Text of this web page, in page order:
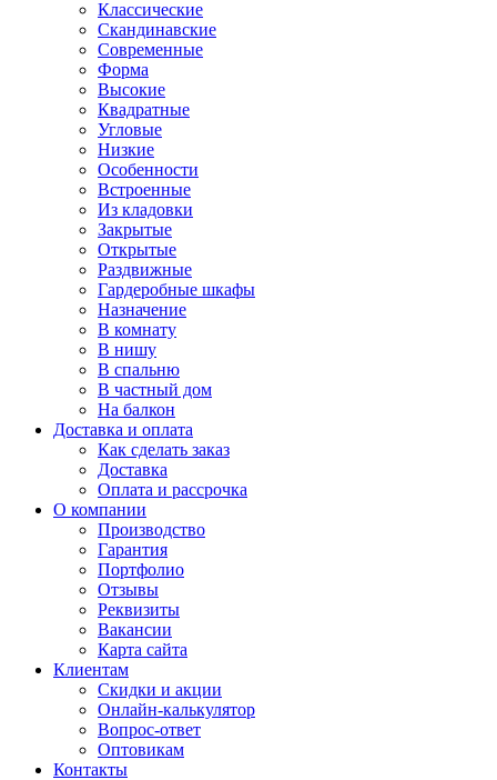
Классические
Скандинавские
Современные
Форма
Высокие
Квадратные
Угловые
Низкие
Особенности
Встроенные
Из кладовки
Закрытые
Открытые
Раздвижные
Гардеробные шкафы
Назначение
В комнату
В нишу
В спальню
В частный дом
На балкон
Доставка и оплата
Как сделать заказ
Доставка
Оплата и рассрочка
О компании
Производство
Гарантия
Портфолио
Отзывы
Реквизиты
Вакансии
Карта сайта
Клиентам
Скидки и акции
Онлайн-калькулятор
Вопрос-ответ
Оптовикам
Контакты